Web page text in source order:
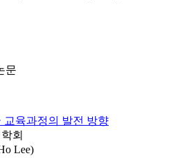
문
교육과정의 발전 방향
회
Lee)